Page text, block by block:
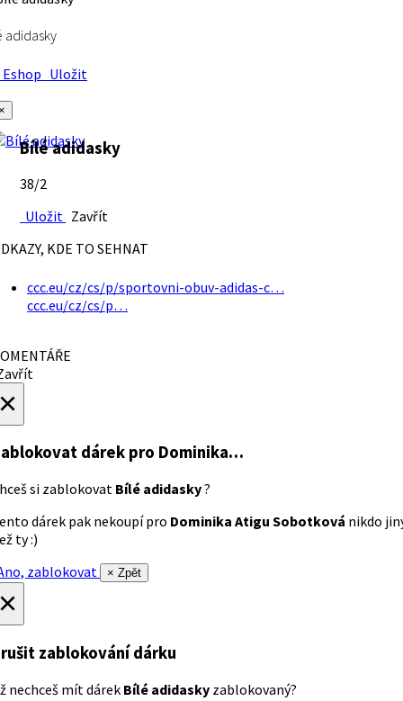
adidasky
Uložit
Bílé adidasky
38/2
Uložit Zavřít
KDE TO SEHNAT
ccc.eu/cz/cs/p/sportovni-obuv-adidas-c…
ccc.eu/cz/cs/p…
dárek pro Dominika…
si zablokovat Bílé adidasky?
dárek pak nekoupí pro Dominika Atigu Sobotková nikdo
ty :)
zablokovat
× Zpět
zablokování dárku
nechceš mít dárek Bílé adidasky zablokovaný?